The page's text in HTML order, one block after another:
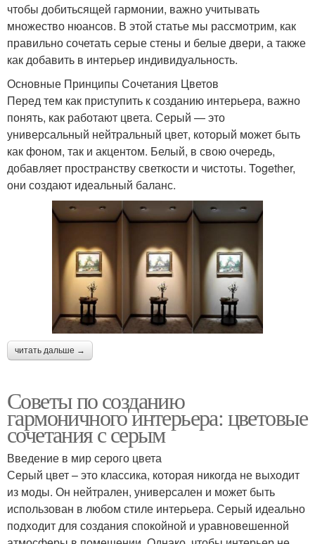
чтобы добитьсящей гармонии, важно учитывать
множество нюансов. В этой статье мы рассмотрим, как
правильно сочетать серые стены и белые двери, а также
как добавить в интерьер индивидуальность.
Основные Принципы Сочетания Цветов
Перед тем как приступить к созданию интерьера, важно
понять, как работают цвета. Серый — это
универсальный нейтральный цвет, который может быть
как фоном, так и акцентом. Белый, в свою очередь,
добавляет пространству светкости и чистоты. Together,
они создают идеальный баланс.
читать дальше →
Советы по созданию
гармоничного интерьера: цветовые
сочетания с серым
Введение в мир серого цвета
Серый цвет – это классика, которая никогда не выходит
из моды. Он нейтрален, универсален и может быть
использован в любом стиле интерьера. Серый идеально
подходит для создания спокойной и уравновешенной